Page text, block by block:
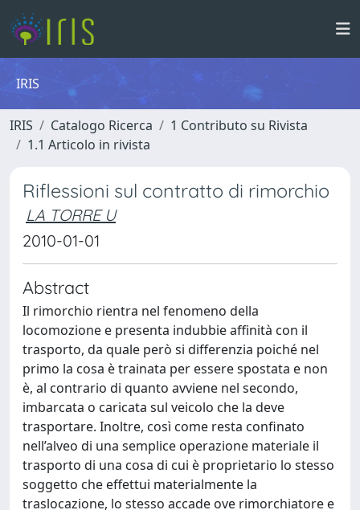
IRIS
IRIS Catalogo Ricerca
1 Contributo su Rivista
1.1 Articolo in rivista
Riflessioni sul contratto di rimorchio
LA TORRE U
2010-01-01
Abstract
Il rimorchio rientra nel fenomeno della
locomozione e presenta indubbie affinità con il
trasporto, da quale però si differenzia poiché nel
primo la cosa è trainata per essere spostata e non
è, al contrario di quanto avviene nel secondo,
imbarcata o caricata sul veicolo che la deve
trasportare. Inoltre, così come resta confinato
nell’alveo di una semplice operazione materiale il
trasporto di una cosa di cui è proprietario lo stesso
soggetto che effettui materialmente la
traslocazione, lo stesso accade ove rimorchiatore e